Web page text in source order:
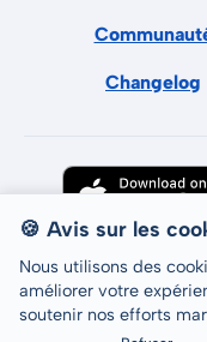
Changelog
Tous droits
🍪 Avis sur les
Nous utilisons des
améliorer votre
soutenir nos efforts